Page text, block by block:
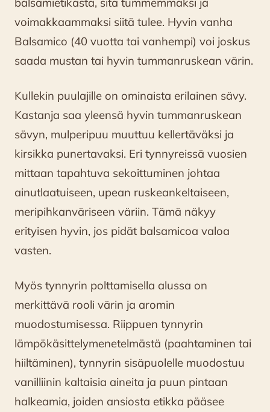
voimakkaammaksi siitä tulee. Hyvin vanha
Balsamico (40 vuotta tai vanhempi) voi joskus
saada mustan tai hyvin tummanruskean värin.
Kullekin puulajille on ominaista erilainen sävy.
Kastanja saa yleensä hyvin tummanruskean
sävyn, mulperipuu muuttuu kellertäväksi ja
kirsikka punertavaksi. Eri tynnyreissä vuosien
mittaan tapahtuva sekoittuminen johtaa
ainutlaatuiseen, upean ruskeankeltaiseen,
meripihkanväriseen väriin. Tämä näkyy
erityisen hyvin, jos pidät balsamicoa valoa
vasten.
Myös tynnyrin polttamisella alussa on
merkittävä rooli värin ja aromin
muodostumisessa. Riippuen tynnyrin
lämpökäsittelymenetelmästä (paahtaminen tai
hiiltäminen), tynnyrin sisäpuolelle muodostuu
vanilliinin kaltaisia aineita ja puun pintaan
halkeamia, joiden ansiosta etikka pääsee